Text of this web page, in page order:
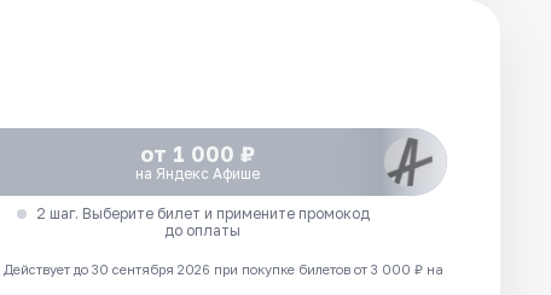
от 1 000 ₽
на Яндекс Афише
2 шаг. Выберите билет и примените промокод
до оплаты
Действует до 30 сентября 2026 при покупке билетов от 3 000 ₽ на